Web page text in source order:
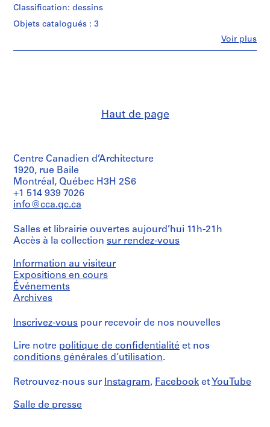
r
c
a
AP140.S1
S
o
u
-
s
é
r
i
e
S
u
d
n
w
Voir plus
Classification: dessins
Objets catalogués : 3
floor
plans,
elevations
and
sections,
six
photographs
of
views
of
a
no
longer
presentation
for
the
Quantité
Type
Haut de page
Centre Canadien d’Architecture
1920, rue Baile
Montréal, Québec H3H 2S6
+1 514 939 7026
info@cca.qc.ca
Salles et librairie ouvertes aujourd’hui 11h-21h
Accès à la collection sur rendez-vous
Information au visiteur
Expositions en cours
Événements
Archives
Inscrivez-vous pour recevoir de nos nouvelles
Lire notre politique de confidentialité et nos
conditions générales d’utilisation.
Retrouvez-nous sur Instagram, Facebook et YouTube
Salle de presse